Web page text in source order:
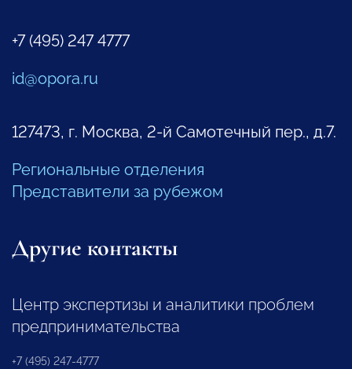
+7 (495) 247 4777
id@opora.ru
127473, г. Москва, 2-й Самотечный пер., д.7.
Региональные отделения
Представители за рубежом
Другие контакты
Центр экспертизы и аналитики проблем
предпринимательства
+7 (495) 247-4777